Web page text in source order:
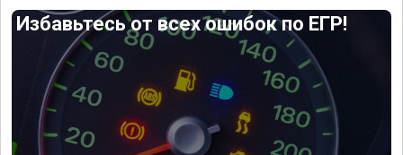
Избавьтесь от всех ошибок по ЕГР!